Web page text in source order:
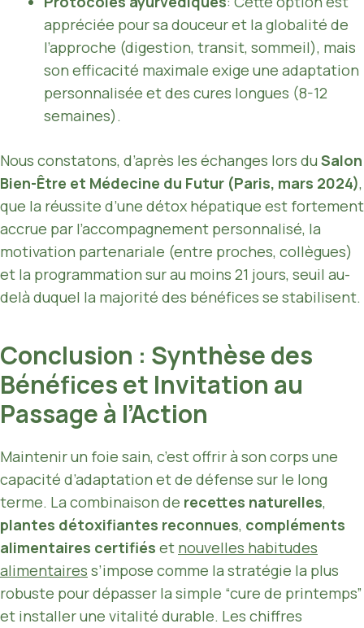
appréciée pour sa douceur et la globalité de
l’approche (digestion, transit, sommeil), mais
son efficacité maximale exige une adaptation
personnalisée et des cures longues (8-12
semaines).
Nous constatons, d’après les échanges lors du Salon
Bien-Être et Médecine du Futur (Paris, mars 2024),
que la réussite d’une détox hépatique est fortement
accrue par l’accompagnement personnalisé, la
motivation partenariale (entre proches, collègues)
et la programmation sur au moins 21 jours, seuil au-
delà duquel la majorité des bénéfices se stabilisent.
Conclusion : Synthèse des
Bénéfices et Invitation au
Passage à l’Action
Maintenir un foie sain, c’est offrir à son corps une
capacité d’adaptation et de défense sur le long
terme. La combinaison de recettes naturelles,
plantes détoxifiantes reconnues, compléments
alimentaires certifiés et nouvelles habitudes
alimentaires s’impose comme la stratégie la plus
robuste pour dépasser la simple “cure de printemps”
et installer une vitalité durable. Les chiffres